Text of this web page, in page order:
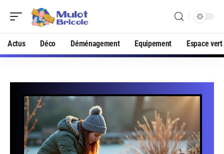
Actus Déco Déménagement Equipement Espace vert